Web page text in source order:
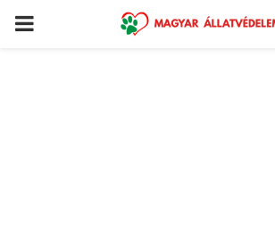
PRIMARY